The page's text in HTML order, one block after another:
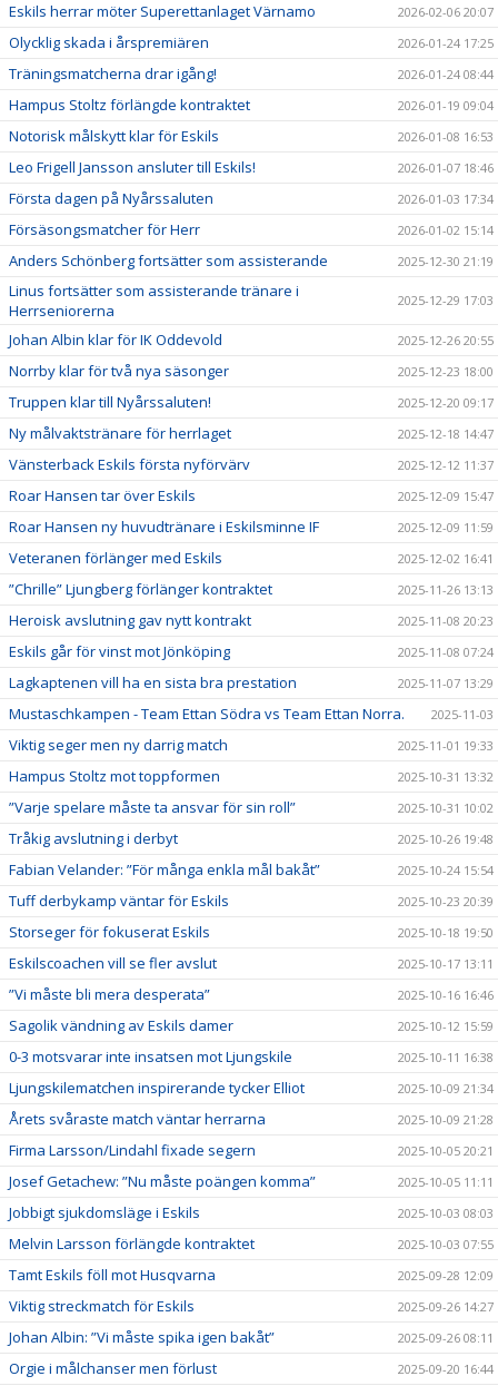
Eskils herrar möter Superettanlaget Värnamo 2026-02-06 20:07
Olycklig skada i årspremiären 2026-01-24 17:25
Träningsmatcherna drar igång! 2026-01-24 08:44
Hampus Stoltz förlängde kontraktet 2026-01-19 09:04
Notorisk målskytt klar för Eskils 2026-01-08 16:53
Leo Frigell Jansson ansluter till Eskils! 2026-01-07 18:46
Första dagen på Nyårssaluten 2026-01-03 17:34
Försäsongsmatcher för Herr 2026-01-02 15:14
Anders Schönberg fortsätter som assisterande 2025-12-30 21:19
Linus fortsätter som assisterande tränare i
Herrseniorerna
2025-12-29 17:03
Johan Albin klar för IK Oddevold 2025-12-26 20:55
Norrby klar för två nya säsonger 2025-12-23 18:00
Truppen klar till Nyårssaluten! 2025-12-20 09:17
Ny målvaktstränare för herrlaget 2025-12-18 14:47
Vänsterback Eskils första nyförvärv 2025-12-12 11:37
Roar Hansen tar över Eskils 2025-12-09 15:47
Roar Hansen ny huvudtränare i Eskilsminne IF 2025-12-09 11:59
Veteranen förlänger med Eskils 2025-12-02 16:41
”Chrille” Ljungberg förlänger kontraktet 2025-11-26 13:13
Heroisk avslutning gav nytt kontrakt 2025-11-08 20:23
Eskils går för vinst mot Jönköping 2025-11-08 07:24
Lagkaptenen vill ha en sista bra prestation 2025-11-07 13:29
Mustaschkampen - Team Ettan Södra vs Team Ettan Norra. 2025-11-03
Viktig seger men ny darrig match 2025-11-01 19:33
Hampus Stoltz mot toppformen 2025-10-31 13:32
”Varje spelare måste ta ansvar för sin roll” 2025-10-31 10:02
Tråkig avslutning i derbyt 2025-10-26 19:48
Fabian Velander: ”För många enkla mål bakåt” 2025-10-24 15:54
Tuff derbykamp väntar för Eskils 2025-10-23 20:39
Storseger för fokuserat Eskils 2025-10-18 19:50
Eskilscoachen vill se fler avslut 2025-10-17 13:11
”Vi måste bli mera desperata” 2025-10-16 16:46
Sagolik vändning av Eskils damer 2025-10-12 15:59
0-3 motsvarar inte insatsen mot Ljungskile 2025-10-11 16:38
Ljungskilematchen inspirerande tycker Elliot 2025-10-09 21:34
Årets svåraste match väntar herrarna 2025-10-09 21:28
Firma Larsson/Lindahl fixade segern 2025-10-05 20:21
Josef Getachew: ”Nu måste poängen komma” 2025-10-05 11:11
Jobbigt sjukdomsläge i Eskils 2025-10-03 08:03
Melvin Larsson förlängde kontraktet 2025-10-03 07:55
Tamt Eskils föll mot Husqvarna 2025-09-28 12:09
Viktig streckmatch för Eskils 2025-09-26 14:27
Johan Albin: ”Vi måste spika igen bakåt” 2025-09-26 08:11
Orgie i målchanser men förlust 2025-09-20 16:44